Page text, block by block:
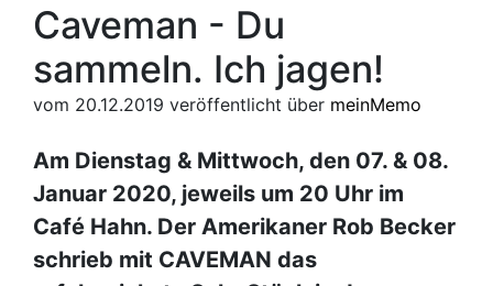
Caveman - Du
sammeln. Ich jagen!
vom 20.12.2019 veröffentlicht über meinMemo
Am Dienstag & Mittwoch, den 07. & 08.
Januar 2020, jeweils um 20 Uhr im
Café Hahn. Der Amerikaner Rob Becker
schrieb mit CAVEMAN das